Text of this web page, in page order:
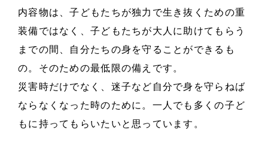
内容物は、子どもたちが独力で生き抜くための重
装備ではなく、子どもたちが大人に助けてもらう
までの間、自分たちの身を守ることができるも
の。そのための最低限の備えです。
災害時だけでなく、迷子など自分で身を守らねば
ならなくなった時のために。一人でも多くの子ど
もに持ってもらいたいと思っています。